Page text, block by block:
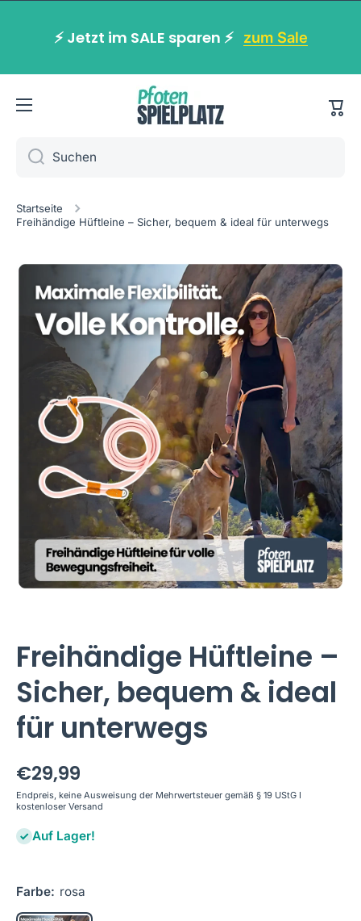
⚡️ Jetzt im SALE sparen ⚡️ zum Sale
Suchen
Startseite
Freihändige Hüftleine – Sicher, bequem & ideal für unterwegs
Zu Produktinformationen springen
Freihändige Hüftleine –
Sicher, bequem & ideal
für unterwegs
€29,99
Endpreis, keine Ausweisung der Mehrwertsteuer gemäß § 19 UStG I
kostenloser Versand
Auf Lager!
Farbe: rosa